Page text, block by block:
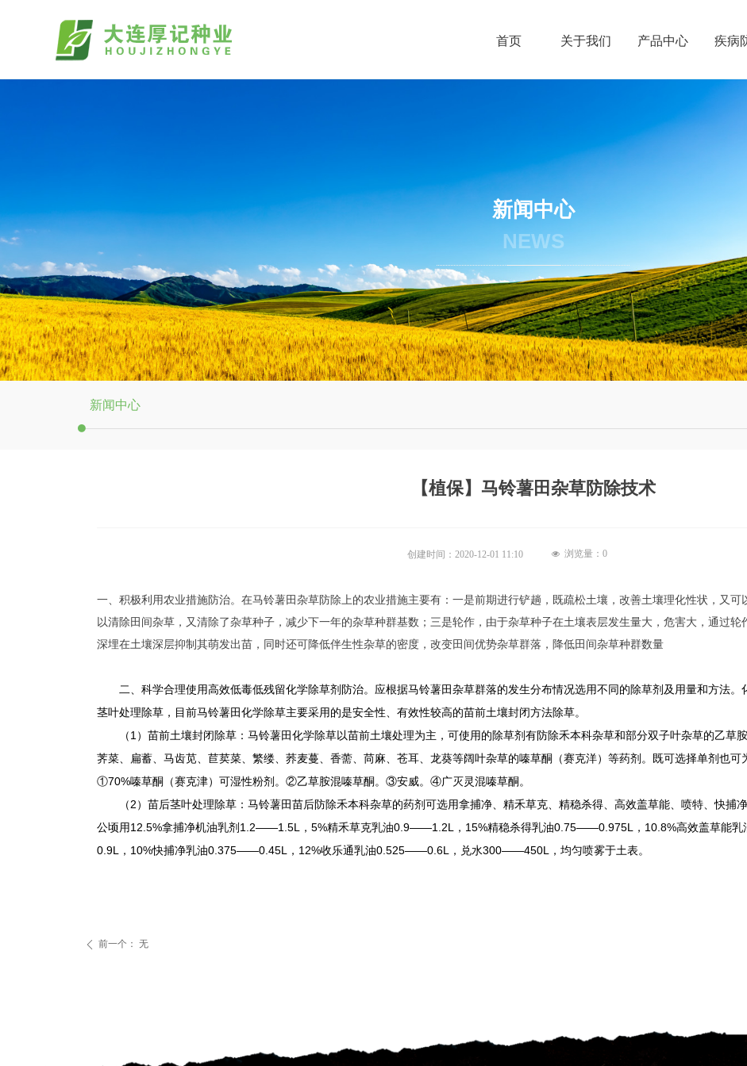
首页 关于我们 产品中心 疾病
【植保】马铃薯田杂草防除技术
一、积极利用农业措施防治。在马铃薯田杂草防除上的农业措施主要有：一是前期进行铲趟，既疏松土壤，改善土壤理化性状，又
以清除田间杂草，又清除了杂草种子，减少下一年的杂草种群基数；三是轮作，由于杂草种子在土壤表层发生量大，危害大，通过
深埋在土壤深层抑制其萌发出苗，同时还可降低伴生性杂草的密度，改变田间优势杂草群落，降低田间杂草种群数量
二、科学合理使用高效低毒低残留化学除草剂防治。应根据马铃薯田杂草群落的发生分布情况选用不同的除草剂及用量和方法。
茎叶处理除草，目前马铃薯田化学除草主要采用的是安全性、有效性较高的苗前土壤封闭方法除草。
（ 1 ）苗前土壤封闭除草：马铃薯田化学除草以苗前土壤处理为主，可使用的除草剂有防除禾本科杂草和部分双子叶杂草的乙草
荠菜、扁蓄、马齿苋、苣荬菜、繁缕、荞麦蔓、香薷、苘麻、苍耳、龙葵等阔叶杂草的嗪草酮（赛克洋）等药剂。既可选择单剂也可
①70%嗪草酮（赛克津）可湿性粉剂。 ②乙草胺混嗪草酮。 ③安威。 ④广灭灵混嗪草酮。
（ 2 ）苗后茎叶处理除草：马铃薯田苗后防除禾本科杂草的药剂可选用拿捕净、精禾草克、精稳杀得、高效盖草能、喷特、快捕
公顷用 12.5%拿捕净机油乳剂 1.2——1.5L ， 5%精禾草克乳油0.9——1.2L ， 15%精稳杀得乳油0.75——0.975L ， 10.8%高效盖草能乳
0.9L
， 10%快捕净乳油0.375——0.45L ， 12%收乐通乳油0.525——0.6L ，兑水300——450L ，均匀喷雾于土表。
新闻中心
NEWS
넸
新闻中心
ꄴ 前一个： 无
创建时间： 2020-12-01 11:10 넶 浏览量： 0